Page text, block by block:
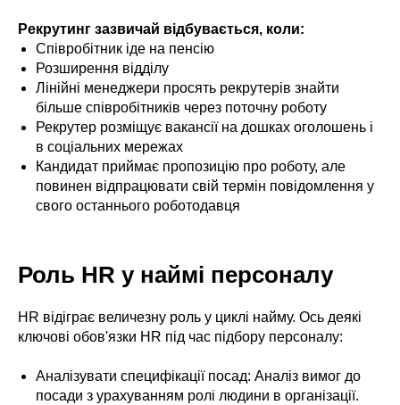
Рекрутинг зазвичай відбувається, коли:
Співробітник іде на пенсію
Розширення відділу
Лінійні менеджери просять рекрутерів знайти
більше співробітників через поточну роботу
Рекрутер розміщує вакансії на дошках оголошень і
в соціальних мережах
Кандидат приймає пропозицію про роботу, але
повинен відпрацювати свій термін повідомлення у
свого останнього роботодавця
Роль HR у наймі персоналу
HR відіграє величезну роль у циклі найму. Ось деякі
ключові обов'язки HR під час підбору персоналу:
Аналізувати специфікації посад: Аналіз вимог до
посади з урахуванням ролі людини в організації.